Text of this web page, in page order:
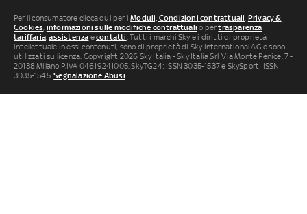
Per il consumatore clicca qui per iModuli, Condizioni contrattuali, Privacy &
Cookies, informazioni sulle modifiche contrattuali o pertrasparenza
tariffaria,assistenza econtatti. Tutti i marchi Sky e i diritti di proprietà
intellettuale in essi contenuti, sono di proprietà di Sky international AG e sono
utilizzati su licenza. Copyright 2026 Sky Italia - Sky Italia Srl Via Monte Penice, 7 -
20138 Milano P.IVA 04619241005. SkyTG24: ISSN 3035-1537 e SkySport: ISSN
3035-1545.Segnalazione Abusi